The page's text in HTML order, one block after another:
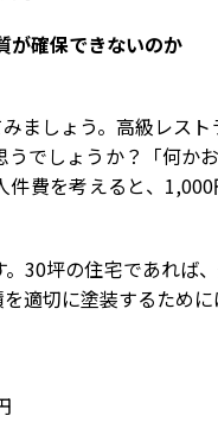
が確保できないのか
ましょう。高級レス
でしょうか？「何か
費を考えると、 1,000
。30坪の住宅であれば
適切に塗装するため